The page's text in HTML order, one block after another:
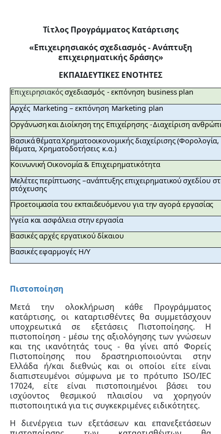
Τίτλος Προγράμματος Κατάρτισης
«Επιχειρησιακός σχεδιασμός - Ανάπτυξη
επιχειρηματικής δράσης»
ΕΚΠΑΙΔΕΥΤΙΚΕΣ ΕΝΟΤΗΤΕΣ
Επιχειρησιακόςσχεδιασμός -εκπόνηση business plan
Αρχές Marketing – εκπόνηση Marketing plan
Οργάνωση καιΔιοίκηση της Επιχείρησης -Διαχείριση
ΒασικάθέματαΧρηματοοικονομικήςδιαχείρισης(Φορολογία,
θέματα, Χρηματοδοτήσεις κ.α.)
Κοινωνική Οικονομία& Επιχειρηματικότητα
Μελέτεςπερίπτωσης –ανάπτυξηςεπιχειρηματικούσχεδίου
στόχευσης
Προετοιμασία του εκπαιδευόμενου για την αγορά εργασίας
Υγεία και ασφάλεια στην εργασία
Βασικές αρχές εργατικού δίκαιου
Βασικές εφαρμογές Η/Υ
Πιστοποίηση
Μετά την ολοκλήρωση κάθε Προγράμματος
κατάρτισης, οι καταρτισθέντες θα συμμετάσχουν
υποχρεωτικά σε εξετάσεις Πιστοποίησης. Η
πιστοποίηση - μέσω της αξιολόγησης των γνώσεων
και της ικανότητάς τους - θα γίνει από Φορείς
Πιστοποίησης που δραστηριοποιούνται στην
Ελλάδα ή/και διεθνώς και οι οποίοι είτε είναι
διαπιστευμένοι σύμφωνα με το πρότυπο ISΟ/IEC
17024, είτε είναι πιστοποιημένοι βάσει του
ισχύοντος θεσμικού πλαισίου να χορηγούν
πιστοποιητικά για τις συγκεκριμένες ειδικότητες.
Η διενέργεια των εξετάσεων και επανεξετάσεων